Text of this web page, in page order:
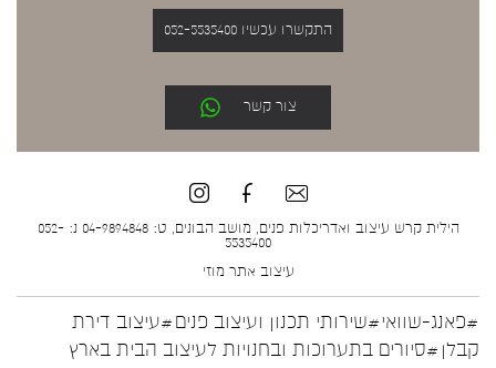
התקשרו עכשיו 052-5535400
צור קשר
הילית קרש עיצוב ואדריכלות פנים, מושב הבונים, ט: 04-9894848 נ: 052-
5535400
עיצוב אתר מוזי
#פאנג-שוואי#שירותי תכנון ועיצוב פנים#עיצוב דירת
קבלן #סיורים בתערוכות ובחנויות לעיצוב הבית בארץ